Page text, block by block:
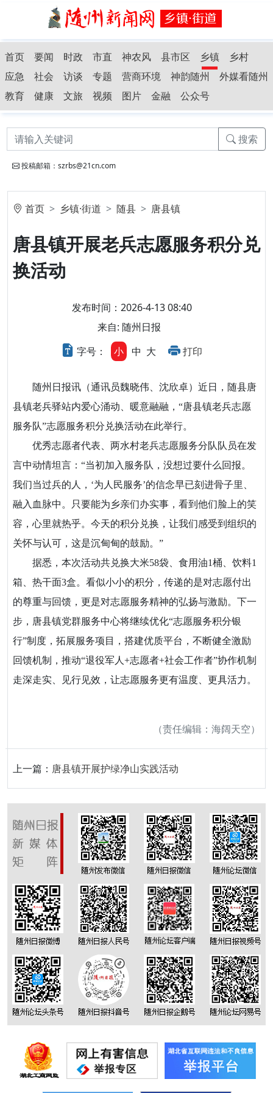
首页 要闻 时政 市直 神农风 县市区 乡镇
乡村
应急
社会 访谈 专题 营商环境 神韵随州
外媒看随州
教育
健康 文旅 视频 图片 金融 公众号
搜索
投稿邮箱：szrbs@21cn.com
首页 乡镇·街道 随县 唐县镇
唐县镇开展老兵志愿服务积分兑
换活动
发布时间：2026-4-13 08:40
来自: 随州日报
字号：
小 中 大 打印
随州日报讯（通讯员魏晓伟、沈欣卓）近日，随县唐
县镇老兵驿站内爱心涌动、暖意融融，“唐县镇老兵志愿
服务队”志愿服务积分兑换活动在此举行。
优秀志愿者代表、两水村老兵志愿服务分队队员在发
言中动情坦言：“当初加入服务队，没想过要什么回报。
我们当过兵的人，‘为人民服务’的信念早已刻进骨子里、
融入血脉中。只要能为乡亲们办实事，看到他们脸上的笑
容，心里就热乎。今天的积分兑换，让我们感受到组织的
关怀与认可，这是沉甸甸的鼓励。”
据悉，本次活动共兑换大米58袋、食用油1桶、饮料1
箱、热干面3盒。看似小小的积分，传递的是对志愿付出
的尊重与回馈，更是对志愿服务精神的弘扬与激励。下一
步，唐县镇党群服务中心将继续优化“志愿服务积分银
行”制度，拓展服务项目，搭建优质平台，不断健全激励
回馈机制，推动“退役军人+志愿者+社会工作者”协作机制
走深走实、见行见效，让志愿服务更有温度、更具活力。
（责任编辑：海阔天空）
上一篇： 唐县镇开展护绿净山实践活动